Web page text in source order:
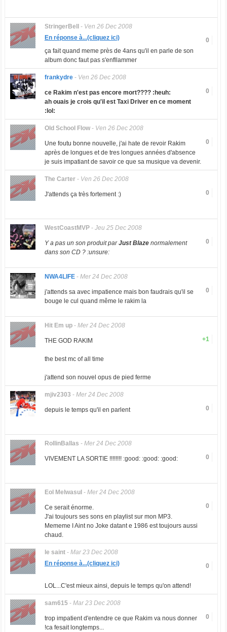
StringerBell - Ven 26 Dec 2008
0
En réponse à...(cliquez ici)
ça fait quand meme près de 4ans qu'il en parle de son
album donc faut pas s'enfllammer
frankydre- Ven 26 Dec 2008
0
ce Rakim n'est pas encore mort???? :heuh:
ah ouais je crois qu'il est Taxi Driver en ce moment
:lol:
Old School Flow- Ven 26 Dec 2008
0
Une foutu bonne nouvelle, j'ai hate de revoir Rakim
après de longues et de tres longues années d'absence
je suis impatiant de savoir ce que sa musique va devenir.
The Carter- Ven 26 Dec 2008
0
J'attends ça très fortement :)
WestCoastMVP- Jeu 25 Dec 2008
0
Y a pas un son produit parJust Blazenormalement
dans son CD ? :unsure:
NWA4LIFE- Mer 24 Dec 2008
0
j'attends sa avec impatience mais bon faudrais qu'il se
bouge le cul quand même le rakim la
Hit Em up- Mer 24 Dec 2008
+1
THE GOD RAKIM
the best mc of all time
j'attend son nouvel opus de pied ferme
mjiv2303 - Mer 24 Dec 2008
0
depuis le temps qu'il en parlent
RollinBallas - Mer 24 Dec 2008
0
VIVEMENT LA SORTIE !!!!!!!! :good: :good: :good:
Eol Melwasul - Mer 24 Dec 2008
0
Ce serait énorme.
J'ai toujours ses sons en playlist sur mon MP3.
Mememe I Aint no Joke datant e 1986 est toujours aussi
chaud.
le saint- Mar 23 Dec 2008
0
En réponse à...(cliquez ici)
LOL...C'est mieux ainsi, depuis le temps qu'on attend!
sam615- Mar 23 Dec 2008
0
trop impatient d'entendre ce que Rakim va nous donner
!ca fesait longtemps...